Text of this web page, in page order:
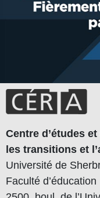
Centre d’études
les transitions et
Université de
Faculté d’éducation